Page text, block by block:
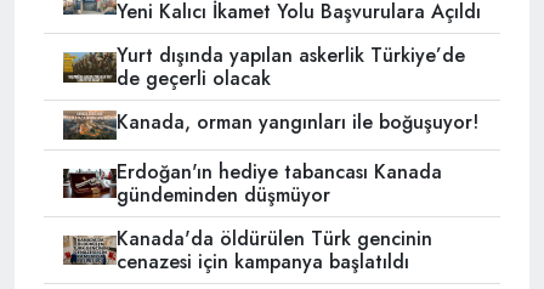
Yeni Kalıcı İkamet Yolu Başvurulara Açıldı
Yurt dışında yapılan askerlik Türkiye’de
de geçerli olacak
Kanada, orman yangınları ile boğuşuyor!
Erdoğan'ın hediye tabancası Kanada
gündeminden düşmüyor
Kanada'da öldürülen Türk gencinin
cenazesi için kampanya başlatıldı